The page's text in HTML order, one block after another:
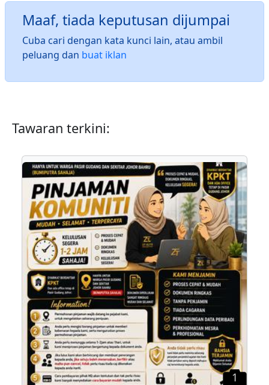
Maaf, tiada keputusan dijumpai
Cuba cari dengan kata kunci lain, atau ambil
peluang dan buat iklan
Tawaran terkini:
1